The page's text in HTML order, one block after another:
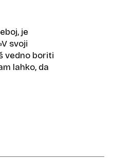
je
svoji
vedno boriti
lahko, da